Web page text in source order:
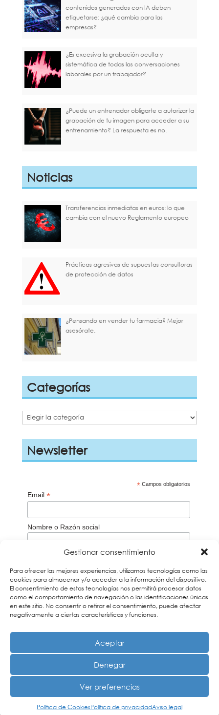
Gestionar consentimiento
Para ofrecer las mejores experiencias, utilizamos tecnologías como las
cookies para almacenar y/o acceder a la información del dispositivo.
El consentimiento de estas tecnologías nos permitirá procesar datos
como el comportamiento de navegación o las identificaciones únicas
en este sitio. No consentir o retirar el consentimiento, puede afectar
negativamente a ciertas características y funciones.
Aceptar
Denegar
Ver preferencias
Política de CookiesPolítica de privacidadAviso legal
contenidos generados con IA deben
etiquetarse: ¿qué cambia para las
empresas?
¿Es excesiva la grabación oculta y
sistemática de todas las conversaciones
laborales por un trabajador?
¿Puede un entrenador obligarte a autorizar la
grabación de tu imagen para acceder a su
entrenamiento? La respuesta es no.
Noticias
Transferencias inmediatas en euros: lo que
cambia con el nuevo Reglamento europeo
Prácticas agresivas de supuestas consultoras
de protección de datos
¿Pensando en vender tu farmacia? Mejor
asesórate.
Categorías
Categorías
Newsletter
* Campos obligatorios
Email *
Nombre o Razón social
Acepto
Recuerda que debes verificar tu correo a través del
email que te enviaremos para darte de alta en
nuestros boletines. Si no lo encuentras búscalo en la
carpeta de Spam y añade nuestra dirección a tus
Diseño y desarrollo porMirada 360º Marketing para
Abogados